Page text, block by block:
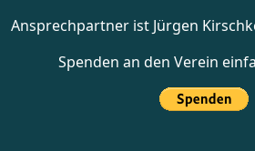
Ansprechpartner ist Jürgen
Spenden an den Verein